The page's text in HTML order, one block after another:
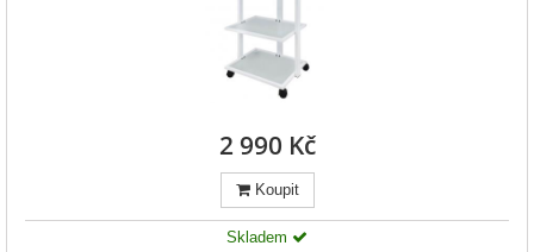
2 990 Kč
Koupit
Skladem